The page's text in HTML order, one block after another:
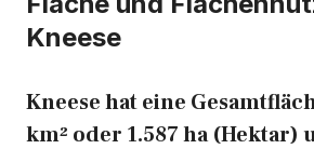
Kneese
Kneese hat eine
km² oder 1.587 ha (Hektar)